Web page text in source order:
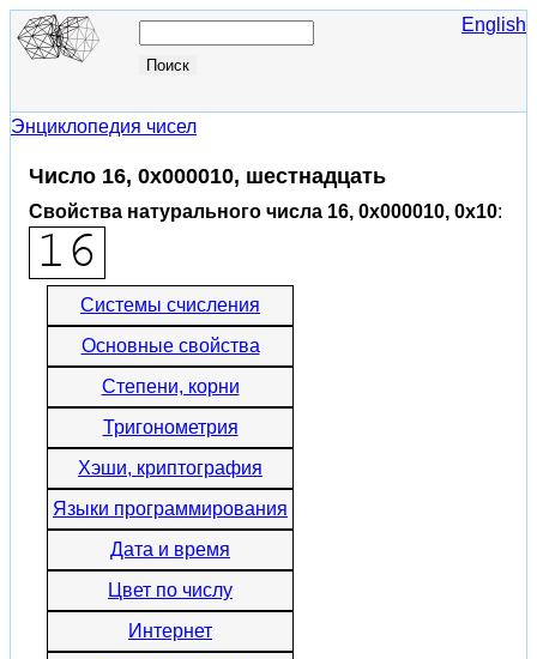
English
Энциклопедия чисел
Число 16, 0x000010, шестнадцать
Свойства натурального числа 16, 0x000010, 0x10:
Системы счисления
Основные свойства
Степени, корни
Тригонометрия
Хэши, криптография
Языки программирования
Дата и время
Цвет по числу
Интернет